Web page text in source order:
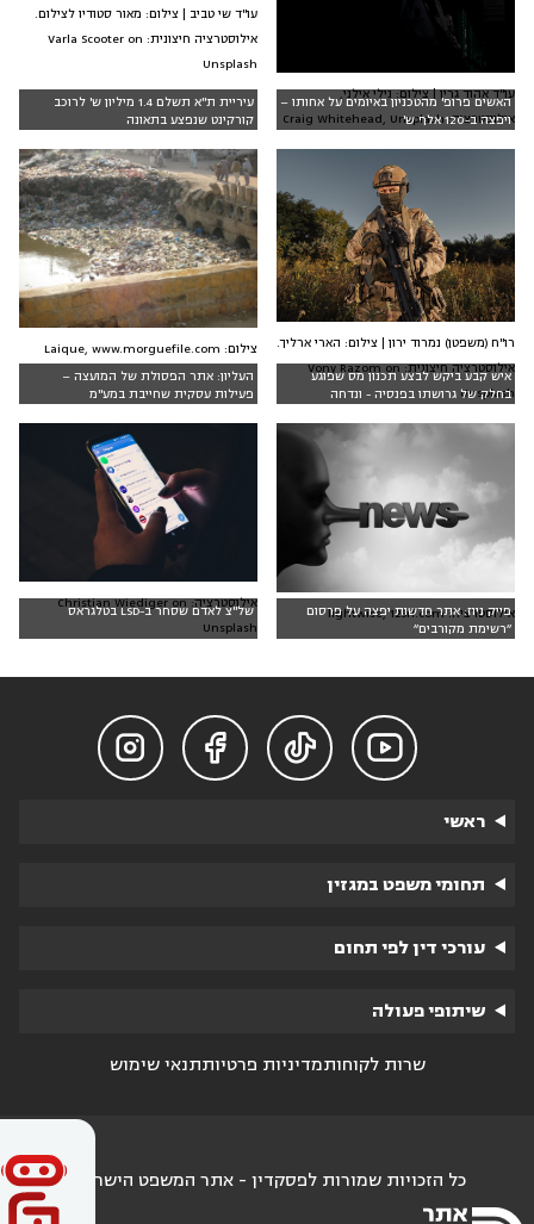
האשים פרופ' מהטכניון באיומים על אחותו –
ויפצה ב-120 אלף ש'
עו"ד אהוד גרין | צילום: נילי אילני,
אילוסטרציה: Craig Whitehead, Unsplash
עיריית ת"א תשלם 1.4 מיליון ש' לרוכב
קורקינט שנפצע בתאונה
עו"ד שי טביב | צילום: מאור סטודיו לצילום.
אילוסטרציה חיצונית: Varla Scooter on
Unsplash
איש קבע ביקש לבצע תכנון מס שפוגע
בחלק של גרושתו בפנסיה - ונדחה
רו"ח (משפטן) נמרוד ירון | צילום: הארי ארליך.
אילוסטרציה חיצונית: Vony Razom on
Unsplash
העליון: אתר הפסולת של המועצה –
פעילות עסקית שחייבת במע"מ
צילום: Laique, www.morguefile.com
פייק ניוז: אתר חדשות יפצה על פרסום
״רשימת מקורבים״
אילוסטרציה: lightwise, 123rf.com של"צ לאדם שסחר ב-LSD בטלגראסאילוסטרציה: Christian Wiediger on
Unsplash




ראשי
תחומי משפט במגזין
עורכי דין לפי תחום
שיתופי פעולה
שרות לקוחותמדיניות פרטיותתנאי שימוש
כל הזכויות שמורות לפסקדין - אתר המשפט הישראלי